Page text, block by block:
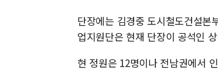
단장에는 김경중 도시철도건설
업지원단은 현재 단장이 공석인
현 정원은 12명이나 전남권에서